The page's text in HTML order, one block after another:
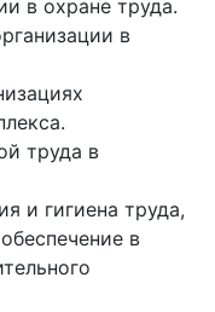
в охране труда.
в
труда в
и гигиена труда,
в